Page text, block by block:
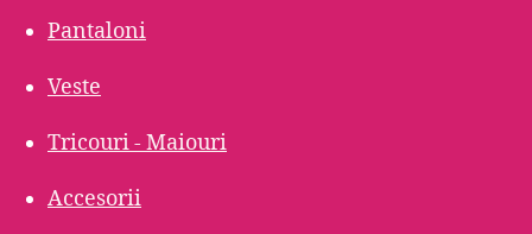
Pantaloni
Veste
Tricouri - Maiouri
Accesorii